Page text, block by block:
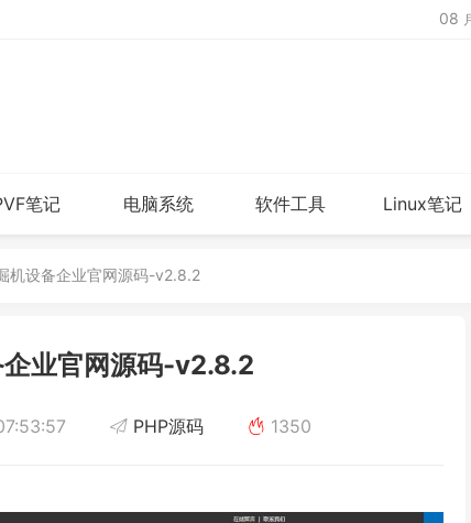
08
笔记 电脑系统 软件工具 Linux笔记
机设备企业官网源码-v2.8.2
业官网源码-v2.8.2
PHP源码 1350